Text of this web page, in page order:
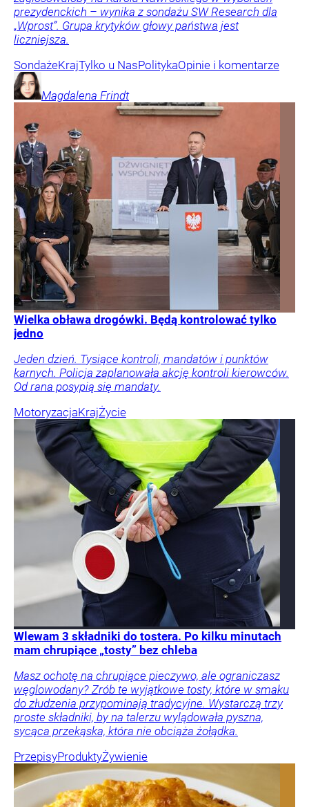
prezydenckich – wynika z sondażu SW Research dla
„Wprost”. Grupa krytyków głowy państwa jest
liczniejsza.
SondażeKrajTylko u NasPolitykaOpinie i komentarze
Magdalena Frindt
Wielka obława drogówki. Będą kontrolować tylko
jedno
Jeden dzień. Tysiące kontroli, mandatów i punktów
karnych. Policja zaplanowała akcję kontroli kierowców.
Od rana posypią się mandaty.
MotoryzacjaKrajŻycie
Wlewam 3 składniki do tostera. Po kilku minutach
mam chrupiące „tosty” bez chleba
Masz ochotę na chrupiące pieczywo, ale ograniczasz
węglowodany? Zrób te wyjątkowe tosty, które w smaku
do złudzenia przypominają tradycyjne. Wystarczą trzy
proste składniki, by na talerzu wylądowała pyszna,
sycąca przekąska, która nie obciąża żołądka.
PrzepisyProduktyŻywienie